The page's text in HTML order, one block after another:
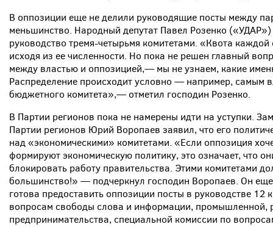
В оппозиции еще не делили руководящие посты между
меньшинство. Народный депутат Павел Розенко
руководство тремя-четырьмя комитетами. «Квота
исходя из ее численности. Но пока не решен главный
между властью и оппозицией,— мы не узнаем, какие
Распределение происходит условно — например, самым
бюджетного комитета»,— отметил господин Розенко.
В Партии регионов пока не намерены идти на уступки.
Партии регионов Юрий Воропаев заявил, что его
над «экономическими» комитетами. «Если оппозиция
формируют экономическую политику, это означает, что
блокировать работу правительства. Этими комитетами
большинство!» — подчеркнул господин Воропаев. Он
готова предоставить оппозиции посты в руководстве 12
вопросам свободы слова и информации, промышленной,
предпринимательства, специальной комиссии по